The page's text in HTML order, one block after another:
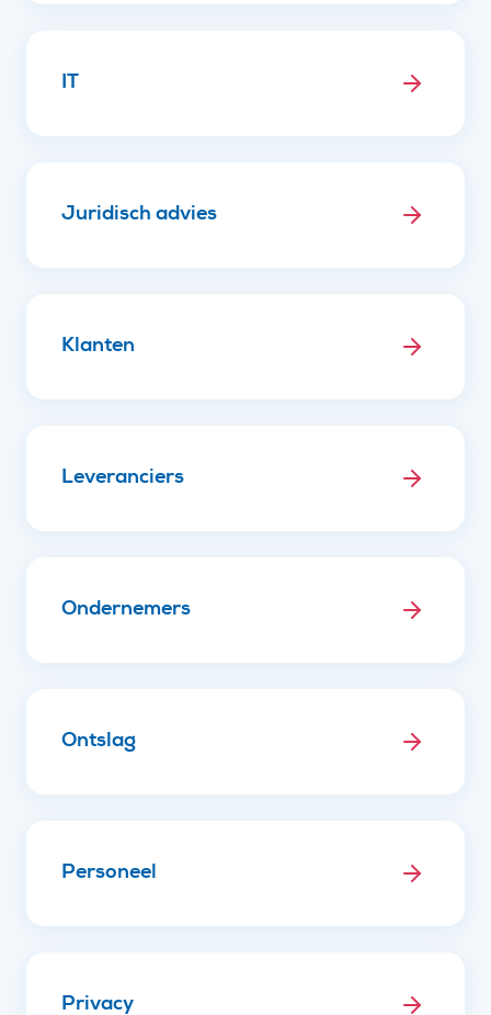
IT
Juridisch advies
Klanten
Leveranciers
Ondernemers
Ontslag
Personeel
Privacy